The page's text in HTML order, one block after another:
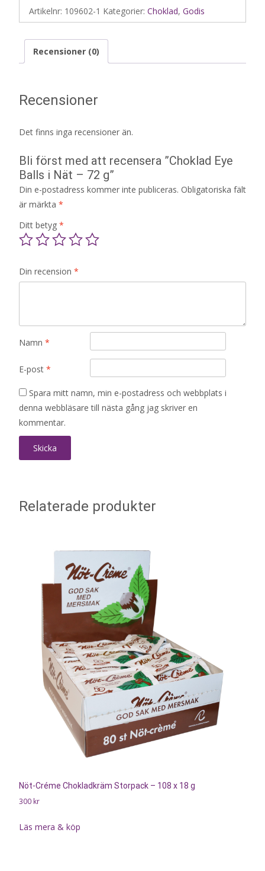
Artikelnr: 109602-1 Kategorier: Choklad, Godis
Recensioner (0)
Recensioner
Det finns inga recensioner än.
Bli först med att recensera ”Choklad Eye
Balls i Nät – 72 g”
Din e-postadress kommer inte publiceras. Obligatoriska fält
är märkta *
Ditt betyg *
Din recension *
Namn *
E-post *
Spara mitt namn, min e-postadress och webbplats i
denna webbläsare till nästa gång jag skriver en
kommentar.
Relaterade produkter
Nöt-Créme Chokladkräm Storpack – 108 x 18 g
300 kr
Läs mera & köp